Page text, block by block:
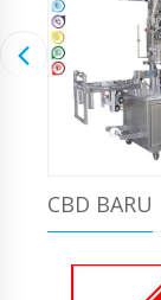
CBD BARU